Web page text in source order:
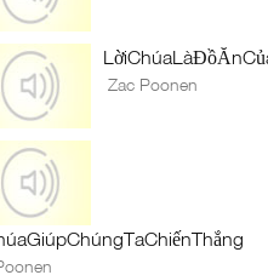
Zac Poonen